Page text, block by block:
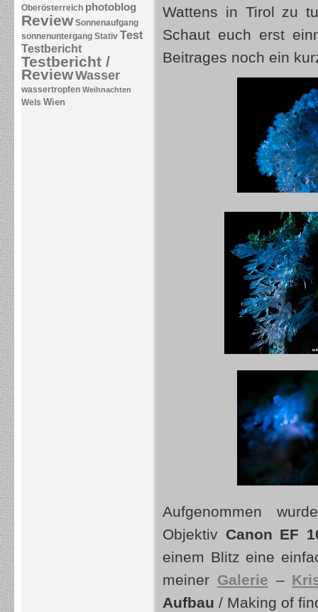
Oberösterreich photoblog
Review Sonnenaufgang
sonnenuntergang Stativ Test
Testbericht
Testbericht /
ReviewWasser
wassertropfen Weihnachten
Wels Wien
Wattens in Tirol zu
Schaut euch erst
Beitrages noch ein
Aufgenommen
Objektiv Canon EF
einem Blitz eine
meiner Galerie –
Aufbau / Making of